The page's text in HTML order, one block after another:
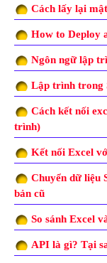
Cách lấy lại
How to Deploy
Ngôn ngữ lập
Lập trình trong
Cách kết nối
trình)
Kết nối Excel
Chuyển dữ liệu
bản cũ
So sánh Excel
API là gì? Tại